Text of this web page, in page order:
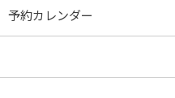
予約カレンダー